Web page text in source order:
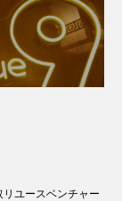
ユースベンチャー